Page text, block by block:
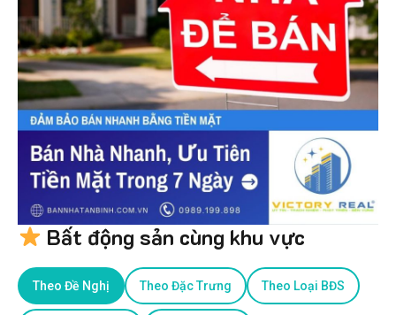
Bất động sản cùng khu vực
Theo Đề Nghị Theo Đặc Trưng Theo Loại BĐS